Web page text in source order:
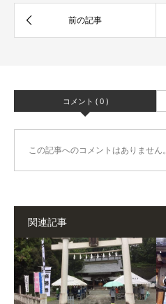
コメント ( 0 )
この記事へのコメントはありません。
関連記事